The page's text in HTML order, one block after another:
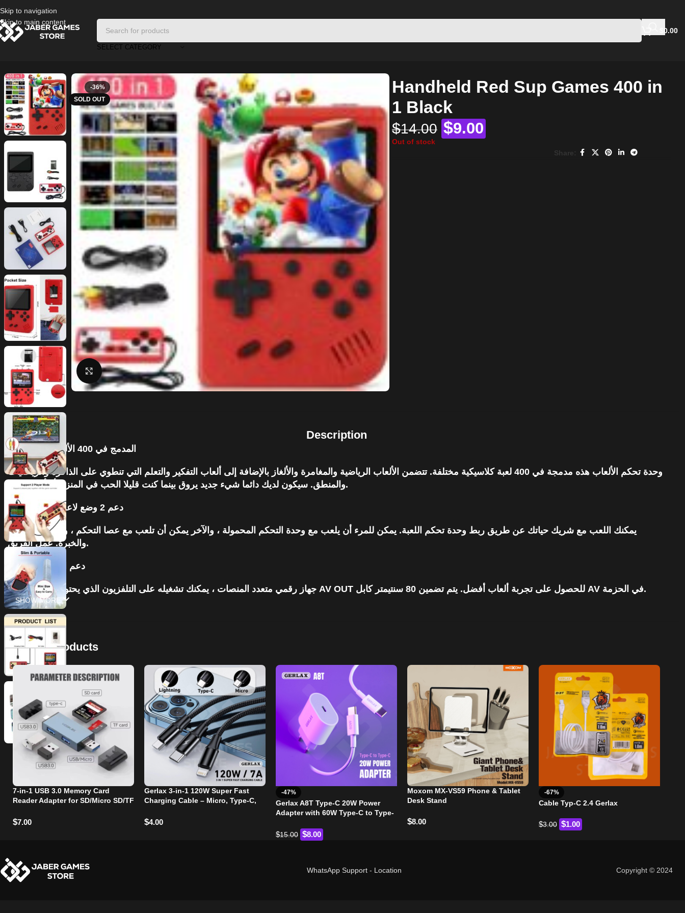
Skip to navigation
Skip to main content
SELECT CATEGORY
0.00
Handheld Red Sup Games 400 in 1 Black
-36%
SOLD OUT
Click to enlarge
Handheld Red Sup Games 400 in
1 Black
$14.00 $9.00
Out of stock
Share:
Description
المدمج في 400 الألعاب الكلاسيكية
وحدة تحكم الألعاب هذه مدمجة في 400 لعبة كلاسيكية مختلفة. تتضمن الألعاب الرياضية والمغامرة والألغاز بالإضافة إلى ألعاب التفكير والتعلم التي تنطوي على الذاكرة والرياضيات
والمنطق. سيكون لديك دائما شيء جديد يروق بينما كنت قليلا الحب في المنزل أو أثناء التنقل.
دعم 2 وضع لاعب (يتطلب غمبد
يمكنك اللعب مع شريك حياتك عن طريق ربط وحدة تحكم اللعبة. يمكن للمرء أن يلعب مع وحدة التحكم المحمولة ، والآخر يمكن أن تلعب مع عصا التحكم ، والاسترخاء تماما
والخبرة. عمل الفريق.
دعم اتصال التلفزيون
جهاز رقمي متعدد المنصات ، يمكنك تشغيله على التلفزيون الذي يحتوي على واجهات AV OUT للحصول على تجربة ألعاب أفضل. يتم تضمين 80 سنتيمتر كابل AV في الحزمة.
SHOW MORE
Related Products
7-in-1 USB 3.0 Memory Card
Reader Adapter for SD/Micro SD/TF
$7.00
Gerlax 3-in-1 120W Super Fast
Charging Cable – Micro, Type-C,
$4.00
-47%
Gerlax A8T Type-C 20W Power
Adapter with 60W Type-C to Type-
$15.00 $8.00
Moxom MX-VS59 Phone & Tablet
Desk Stand
$8.00
-67%
Cable Typ-C 2.4 Gerlax
$3.00 $1.00
WhatsApp Support- Location Copyright © 2024